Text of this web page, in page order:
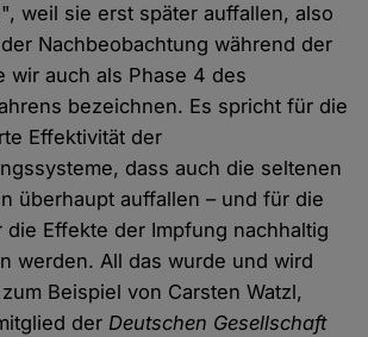
weil sie erst später auffallen, also
Nachbeobachtung während der
wir auch als Phase 4 des
bezeichnen. Es spricht für die
Effektivität der
dass auch die seltenen
überhaupt auffallen – und für die
die Effekte der Impfung nachhaltig
werden. All das wurde und wird
Beispiel von Carsten Watzl,
derDeutschen Gesellschaft